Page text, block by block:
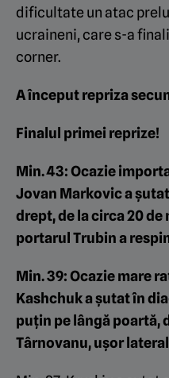
dificultate un atac
ucraineni, care s-a
corner.
A început repriza
Finalul primei reprize!
Min. 43: Ocazie
Jovan Markovic a
drept, de la circa 20
portarul Trubin a
Min. 39: Ocazie mare
Kashchuk a șutat în
puțin pe lângă poartă,
Târnovanu, ușor